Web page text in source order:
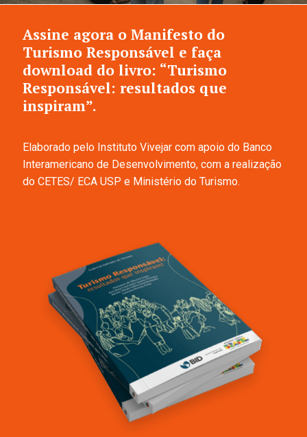
Assine agora o Manifesto do
Turismo Responsável e faça
download do livro: “Turismo
Responsável: resultados que
inspiram”.
Elaborado pelo Instituto Vivejar com apoio do Banco
Interamericano de Desenvolvimento, com a realização
do CETES/ ECA USP e Ministério do Turismo.